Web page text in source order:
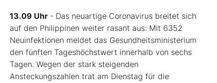
13.09 Uhr - Das neuartige Coronavirus breitet sich
auf den Philippinen weiter rasant aus: Mit 6352
Neuinfektionen meldet das Gesundheitsministerium
den fünften Tageshöchstwert innerhalb von sechs
Tagen. Wegen der stark steigenden
Ansteckungszahlen trat am Dienstag für die